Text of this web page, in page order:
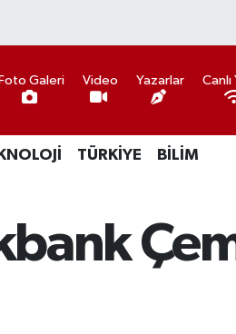
Foto Galeri Video Yazarlar Canlı
TÜRKİYE BİLİM